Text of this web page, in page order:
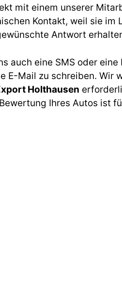
mit einem unserer
Kontakt, weil sie im
Antwort
auch eine SMS oder
E-Mail zu schreiben. Wir
Holthausen
Ihres Autos ist